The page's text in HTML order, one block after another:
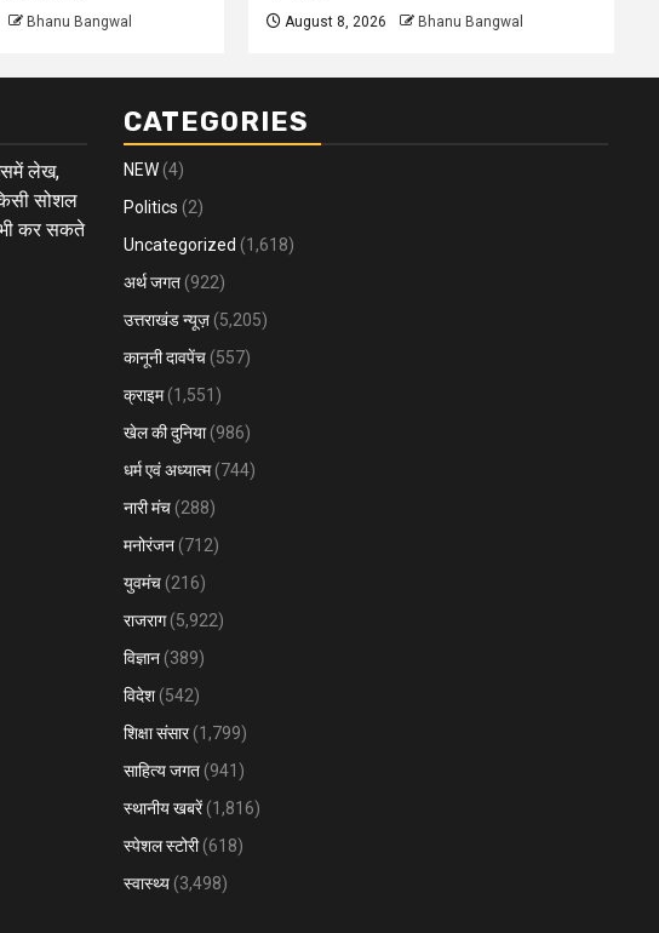
Bhanu Bangwal August 8, 2026 Bhanu Bangwal
लेख,
सोशल
भी कर सकते
CATEGORIES
NEW (4)
Politics (2)
Uncategorized (1,618)
अर्थ जगत (922)
उत्तराखंड न्यूज़ (5,205)
कानूनी दावपेंच (557)
क्राइम(1,551)
खेल की दुनिया(986)
धर्म एवं अध्यात्म(744)
नारी मंच (288)
मनोरंजन (712)
युवमंच (216)
राजराग(5,922)
विज्ञान (389)
विदेश (542)
शिक्षा संसार(1,799)
साहित्य जगत (941)
स्थानीय खबरें(1,816)
स्पेशल स्टोरी(618)
स्वास्थ्य (3,498)